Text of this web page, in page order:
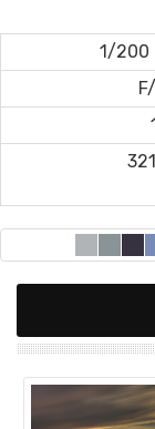
1/200
321